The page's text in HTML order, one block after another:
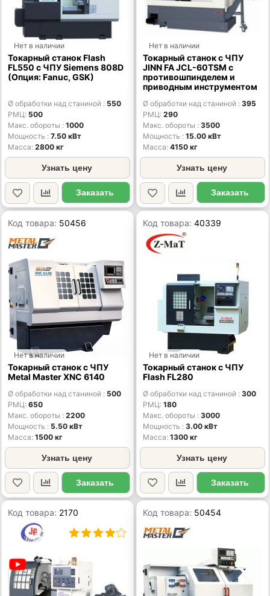
Нет в наличии
Токарный станок Flash
FL550 с ЧПУ Siemens 808D
(Опция: Fanuc, GSK)
Ø обработки над станиной
550
РМЦ 500
Макс. обороты
1000
Мощность
7.50 кВт
Масса 2800 кг
Узнать цену
Заказать
Нет в наличии
Токарный станок с ЧПУ
JINN FA JCL-60TSM с
противошпинделем и
приводным инструментом
Ø обработки над станиной
395
РМЦ 290
Макс. обороты
3500
Мощность
15.00 кВт
Масса 4150 кг
Узнать цену
Заказать
Код товара: 50456
Нет в наличии
Токарный станок с ЧПУ
Metal Master XNC 6140
Ø обработки над станиной
500
РМЦ 650
Макс. обороты
2200
Мощность
5.50 кВт
Масса 1500 кг
Узнать цену
Заказать
Код товара:40339
Нет в наличии
Токарный станок с ЧПУ
Flash FL280
Ø обработки над станиной
300
РМЦ 180
Макс. обороты
3000
Мощность
3.00 кВт
Масса 1300 кг
Узнать цену
Заказать
Код товара: 2170 Код товара: 50454